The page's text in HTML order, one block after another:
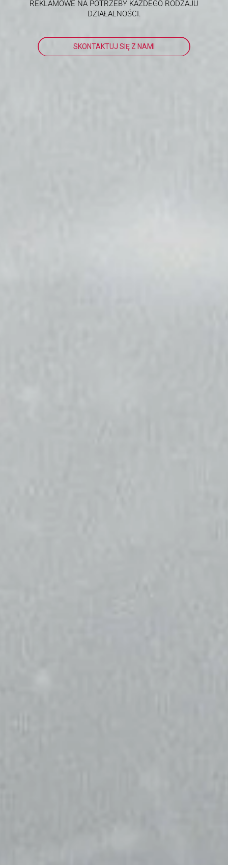
REKLAMOWE NA POTRZEBY KAŻDEGO RODZAJU
DZIAŁALNOŚCI.
SKONTAKTUJ SIĘ Z NAMI